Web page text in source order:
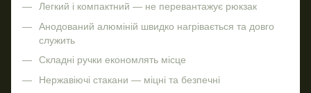
Легкий і компактний — не перевантажує рюкзак
Анодований алюміній швидко нагрівається та довго
служить
Складні ручки економлять місце
Нержавіючі стакани — міцні та безпечні